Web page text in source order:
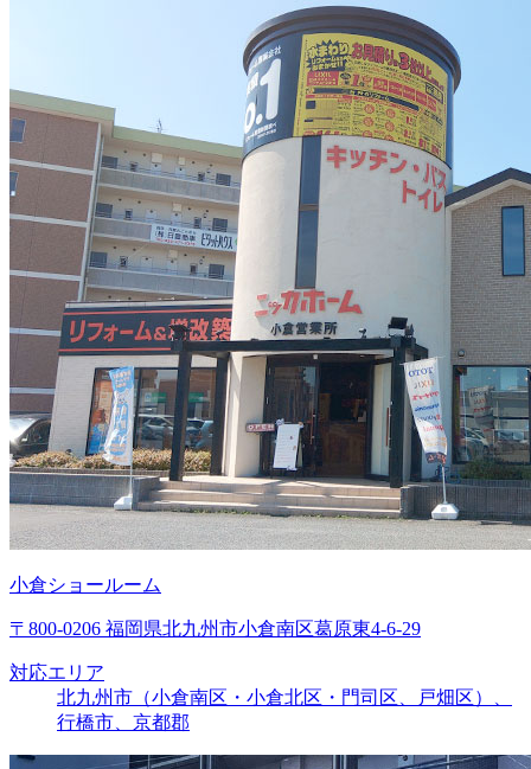
小倉ショールーム
〒800-0206 福岡県北九州市小倉南区葛原東4-6-29
対応エリア
北九州市（小倉南区・小倉北区・門司区、戸畑区）、
行橋市、京都郡